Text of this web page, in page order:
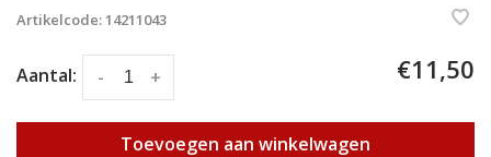
Artikelcode:14211043
Aantal: +
- €11,50
Toevoegen aan winkelwagen